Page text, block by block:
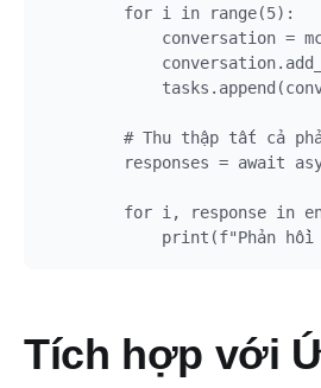
        for i in range(5):
conversation =
# Thu thập tất cả
responses = await
for i, response in
Tích hợp với